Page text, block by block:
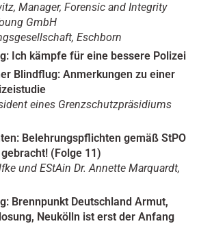
Manager, Forensic and Integrity
GmbH
Eschborn
Ich kämpfe für eine bessere Polizei
Blindflug: Anmerkungen zu einer
eines Grenzschutzpräsidiums
Belehrungspflichten gemäß StPO
(Folge 11)
und EStAin Dr. Annette Marquardt,
Brennpunkt Deutschland Armut,
Neukölln ist erst der Anfang